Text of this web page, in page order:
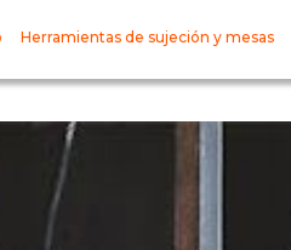
Herramientas de sujeción y mesas